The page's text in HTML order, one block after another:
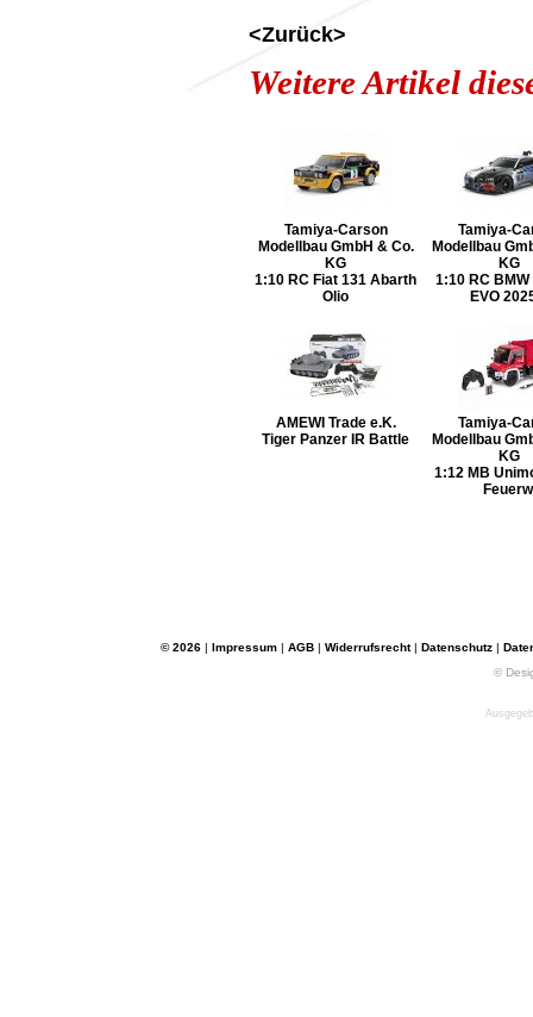
<Zurück>
Weitere Artikel
Tamiya-Carson
Modellbau GmbH & Co.
KG
1:10 RC Fiat 131 Abarth
Olio
Tamiya-
Modellbau
KG
1:10 RC BMW
EVO
AMEWI Trade e.K.
Tiger Panzer IR Battle
Tamiya-
Modellbau
KG
1:12 MB
© 2026 | Impressum | AGB | Widerrufsrecht| Datenschutz |
©